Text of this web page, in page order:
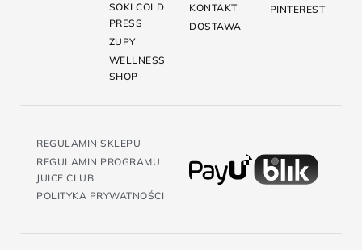
SOKI COLD
PRESS
ZUPY
WELLNESS
SHOP
KONTAKT
DOSTAWA
PINTEREST
REGULAMIN SKLEPU
REGULAMIN PROGRAMU
JUICE CLUB
POLITYKA PRYWATNOŚCI